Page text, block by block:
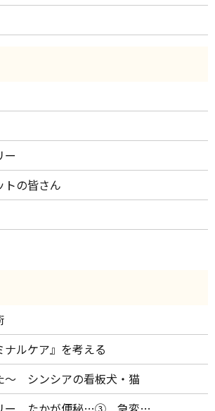
ー
トの皆さん
ルケア』を考える
～ シンシアの看板犬・猫